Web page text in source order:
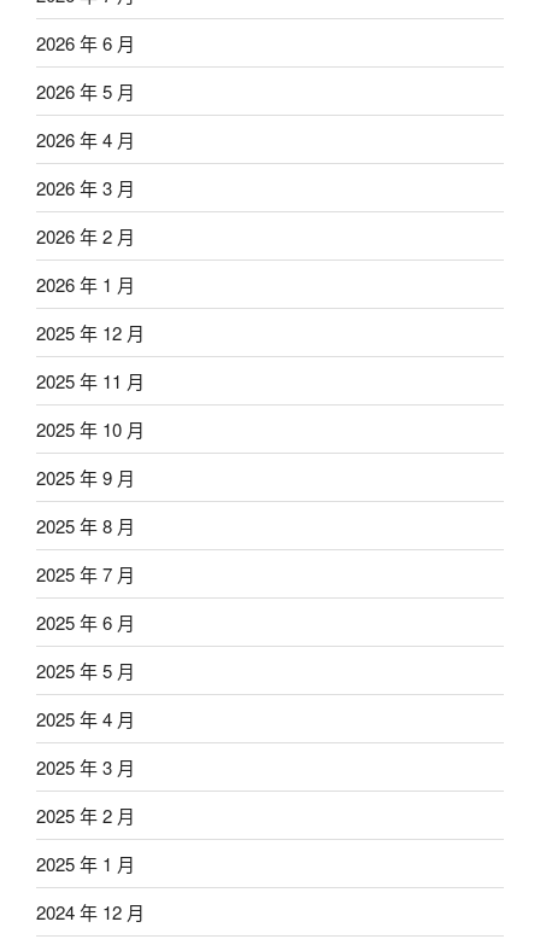
2026 年 6 月
2026 年 5 月
2026 年 4 月
2026 年 3 月
2026 年 2 月
2026 年 1 月
2025 年 12 月
2025 年 11 月
2025 年 10 月
2025 年 9 月
2025 年 8 月
2025 年 7 月
2025 年 6 月
2025 年 5 月
2025 年 4 月
2025 年 3 月
2025 年 2 月
2025 年 1 月
2024 年 12 月